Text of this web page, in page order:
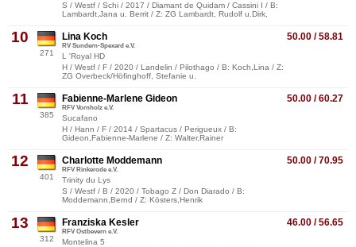
S / Westf / Schi / 2017 / Diamant de Quidam / Cassini I / B:
Lambardt,Jana u. Berrit / Z: ZG Lambardt, Rudolf u.Dirk,
10
271
50.00 / 58.81
Lina Koch
RV Sundern-Spexard e.V.
L 'Royal HD
H / Westf / F / 2020 / Landelin / Pilothago / B: Koch,Lina / Z:
ZG Overbeck/Höfinghoff, Stefanie u.
11
385
50.00 / 60.27
Fabienne-Marlene Gideon
RFV Vornholz e.V.
Sucafano
H / Hann / F / 2014 / Spartacus / Perigueux / B:
Gideon,Fabienne-Marlene / Z: Walter,Rainer
12
401
50.00 / 70.95
Charlotte Moddemann
RFV Rinkerode e.V.
Trinity du Lys
S / Westf / B / 2020 / Tobago Z / Don Diarado / B:
Moddemann,Bernd / Z: Kösters,Henrik
13
312
46.00 / 56.65
Franziska Kesler
RFV Ostbevern e.V.
Montelina 5